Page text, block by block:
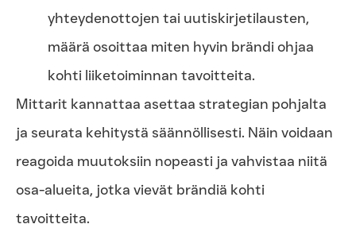
yhteydenottojen tai uutiskirjetilausten,
määrä osoittaa miten hyvin brändi ohjaa
kohti liiketoiminnan tavoitteita.
Mittarit kannattaa asettaa strategian pohjalta
ja seurata kehitystä säännöllisesti. Näin voidaan
reagoida muutoksiin nopeasti ja vahvistaa niitä
osa-alueita, jotka vievät brändiä kohti
tavoitteita.